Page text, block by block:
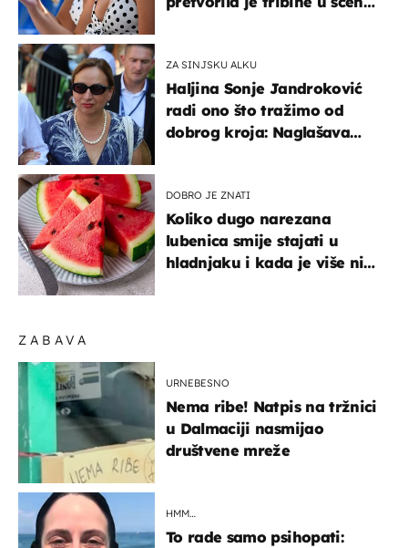
ZABAVA
URNEBESNO
Nema ribe! Natpis na tržnici
u Dalmaciji nasmijao
društvene mreže
HMM…
To rade samo psihopati:
ZA SINJSKU ALKU
Haljina Sonje Jandroković
radi ono što tražimo od
dobrog kroja: Naglašava
DOBRO JE ZNATI
Koliko dugo narezana
lubenica smije stajati u
hladnjaku i kada je više nije